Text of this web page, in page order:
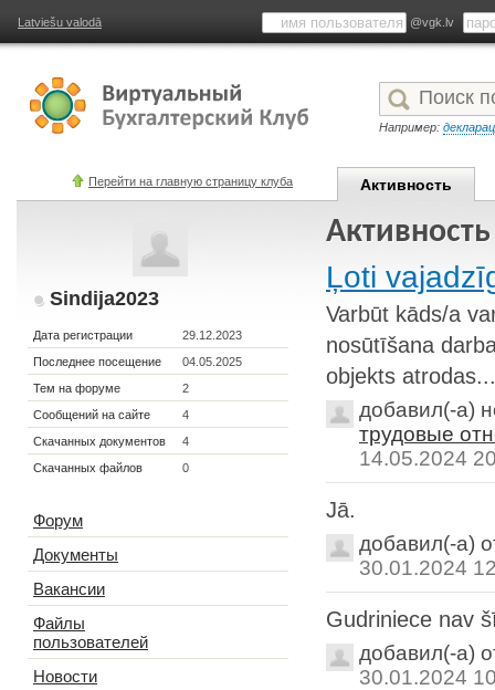
Latviešu valodā @vgk.lv
Например:
Перейти на главную страницу клуба Активность
Sindija2023
Дата регистрации
29.12.2023
Последнее посещение
04.05.2025
Тем на форуме
2
Сообщений на сайте
4
Скачанных документов
4
Скачанных файлов
0
Форум
Документы
Вакансии
Файлы
пользователей
Новости
Ļoti
Varbūt kāds/a
nosūtīšana
objekts atrodas...
добавил(-а)
трудовые
14.05.2024
Jā.
добавил(-а)
30.01.2024
Gudriniece nav
добавил(-а)
30.01.2024